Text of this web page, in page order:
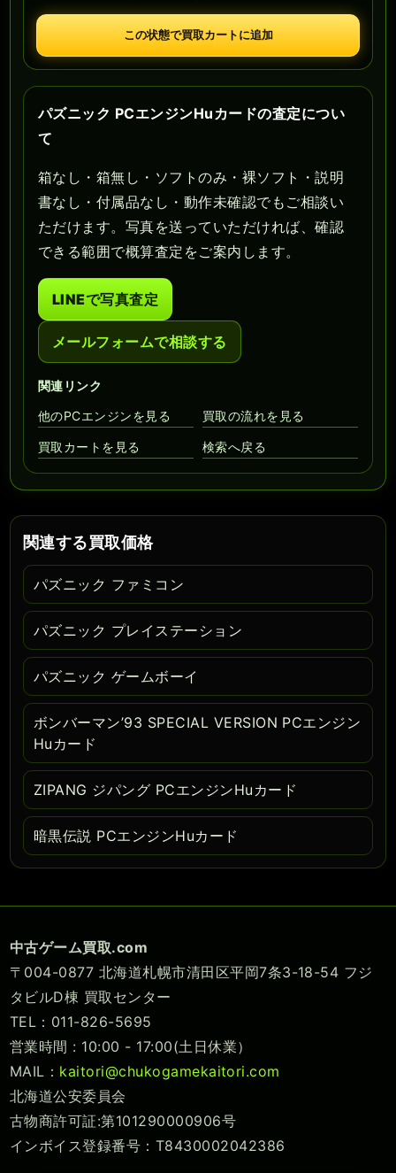
この状態で買取カートに追加
パズニック PCエンジンHuカードの査定につい
て
箱なし・箱無し・ソフトのみ・裸ソフト・説明
書なし・付属品なし・動作未確認でもご相談い
ただけます。写真を送っていただければ、確認
できる範囲で概算査定をご案内します。
LINEで写真査定
メールフォームで相談する
関連リンク
他のPCエンジンを見る
買取の流れを見る
買取カートを見る 検索へ戻る
関連する買取価格
パズニック ファミコン
パズニック プレイステーション
パズニック ゲームボーイ
ボンバーマン’93 SPECIAL VERSION PCエンジン
Huカード
ZIPANG ジパング PCエンジンHuカード
暗黒伝説 PCエンジンHuカード
中古ゲーム買取.com
〒004-0877 北海道札幌市清田区平岡7条3-18-54 フジ
タビルD棟 買取センター
TEL：011-826-5695
営業時間 : 10:00 - 17:00(土日休業）
MAIL： kaitori@chukogamekaitori.com
北海道公安委員会
古物商許可証:第101290000906号
インボイス登録番号：T8430002042386